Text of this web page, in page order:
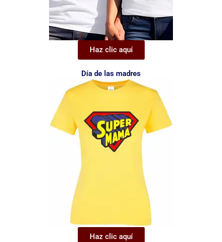
Haz clic aquí
Día de las madres
Haz clic aquí